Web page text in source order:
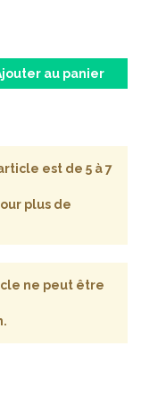
au panier
est de 5 à 7
plus de
ne peut être